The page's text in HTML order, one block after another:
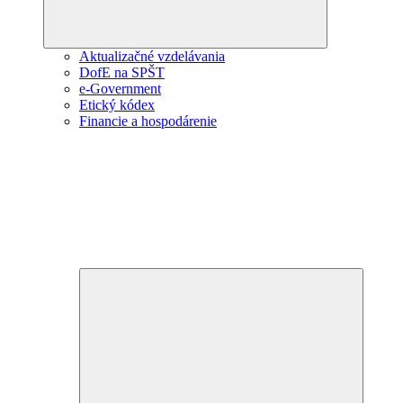
Aktualizačné vzdelávania
DofE na SPŠT
e-Government
Etický kódex
Financie a hospodárenie